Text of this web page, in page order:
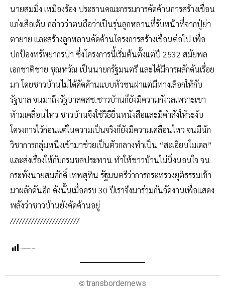
นายสมมิ่ง เหมืองร้อง ประธานคณะกรรมการคัดค้านการสร้างเขื่อน
แก่งเสือเต้น กล่าวว่าตนถือว่าเป็นรุ่นลูกหลานที่รับหน้าที่จากปู่ย่า
ตายาย และสร้างลูกหลานคัดค้านโครงการสร้างเขื่อนต่อไป เพื่อ
ปกป้องทรัพยากรป่า ซึ่งโครงการนี้เริ่มต้นตั้งแต่ปี 2532 สมัยพล
เอกชาติชาย ชุณหวัณ เป็นนายกรัฐมนตรี และได้มีการผลักดันเรื่อย
มา โดยชาวบ้านไม่ได้คัดค้านแบบหัวชนฝาแต่มีทางเลือกให้กับ
รัฐบาล จนมาถึงรัฐบาลคสช.ชาวบ้านก็ยังมีความกังวลเพราะเขา
ห้ามเคลื่อนไหว ชาวบ้านจึงใช้วิธียื่นหนังสือและมีคำสั่งให้ระงับ
โครงการไว้ก่อนแต่ในความเป็นจริงก็ยังมีความเคลื่อนไหว จนมีนัก
วิชาการกลุ่มหนึ่งเข้ามาช่วยเป็นตัวกลางทำเป็น “สะเอียบโมเดล”
และส่งเรื่องให้กับกรมชลประทาน ทำให้ชาวบ้านไม่นิ่งนอนใจ จน
กระทั่งนายสมศักดิ์ เทพสุทิน รัฐมนตรีว่าการกระทรวงยุติธรรมเข้า
มาผลักดันอีก ดังนั้นเมื่อครบ 30 ปีเราจึงมาร่วมกันจัดงานเพื่อแสดง
พลังว่าชาวบ้านยังคัดค้านอยู่
///////////////////////
Post Views: 448
© transbordernews